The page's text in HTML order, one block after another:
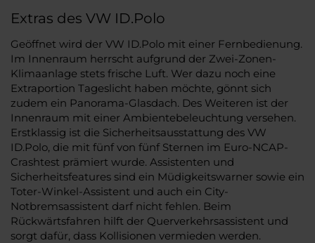
Extras des VW ID.Polo
Geöffnet wird der VW ID.Polo mit einer Fernbedienung.
Im Innenraum herrscht aufgrund der Zwei-Zonen-
Klimaanlage stets frische Luft. Wer dazu noch eine
Extraportion Tageslicht haben möchte, gönnt sich
zudem ein Panorama-Glasdach. Des Weiteren ist der
Innenraum mit einer Ambientebeleuchtung versehen.
Erstklassig ist die Sicherheitsausstattung des VW
ID.Polo, die mit fünf von fünf Sternen im Euro-NCAP-
Crashtest prämiert wurde. Assistenten und
Sicherheitsfeatures sind ein Müdigkeitswarner sowie ein
Toter-Winkel-Assistent und auch ein City-
Notbremsassistent darf nicht fehlen. Beim
Rückwärtsfahren hilft der Querverkehrsassistent und
sorgt dafür, dass Kollisionen vermieden werden.